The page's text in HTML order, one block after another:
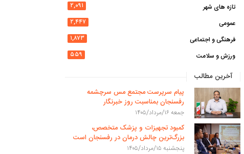
تازه های شهر
۲,۰۹۱
عمومی
۲,۴۴۷
فرهنگی و اجتماعی
۱,۸۷۳
ورزش و سلامت
۵۵۹
آخرین مطالب
پیام سرپرست مجتمع مس سرچشمه
رفسنجان بمناسبت روز خبرنگار
جمعه ۱۶/مرداد/۱۴۰۵
کمبود تجهیزات و پزشک متخصص،
بزرگ‌ترین چالش درمان در رفسنجان است
پنجشنبه ۱۵/مرداد/۱۴۰۵